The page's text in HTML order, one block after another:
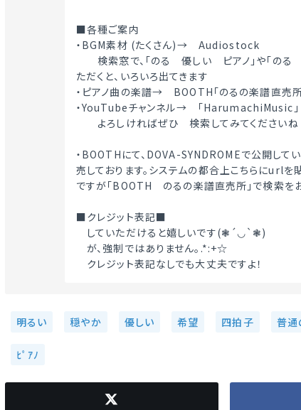
■各種ご案内
・BGM素材 (たくさん)→　Audiostock
検索窓で、「のる　優しい　ピアノ」や「のる
ただくと、いろいろ出てきます
・ピアノ曲の楽譜→　BOOTH「のるの楽譜直売所
・YouTubeチャンネル→　「HarumachiMusic」
よろしければぜひ　検索してみてくださいね
・BOOTHにて、DOVA-SYNDROMEで公開し
売しております。システムの都合上こちらにurlを
ですが「BOOTH　のるの楽譜直売所」で検索を
■クレジット表記■
していただけると嬉しいです(❃´◡`❃)
が、強制ではありません｡.*:+☆
クレジット表記なしでも大丈夫ですよ！
明るい 穏やか 優しい 希望 四拍子 普通
ﾋﾟｱﾉ